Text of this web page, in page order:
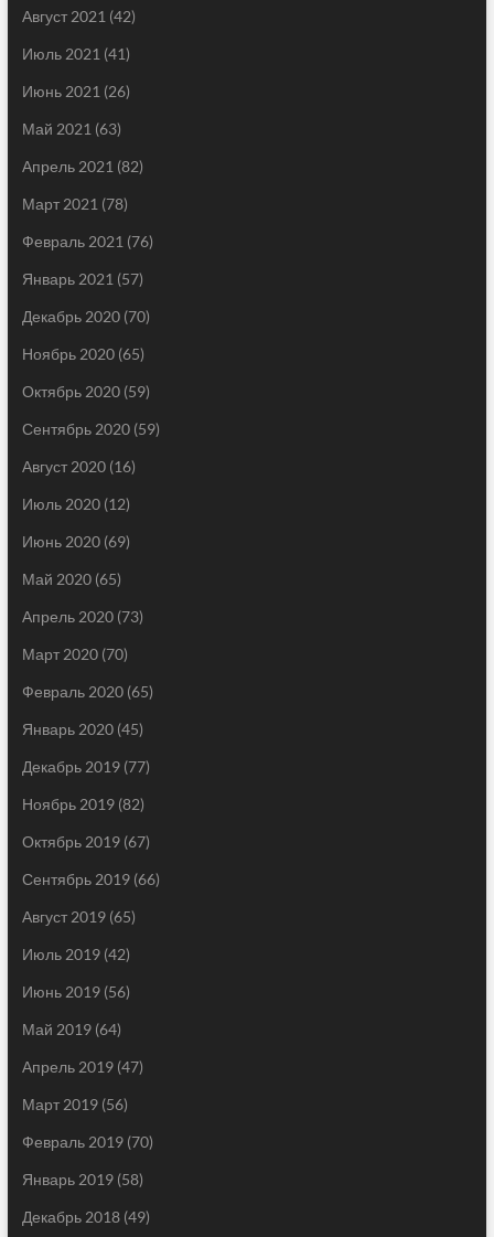
Август 2021 (42)
Июль 2021 (41)
Июнь 2021 (26)
Май 2021 (63)
Апрель 2021 (82)
Март 2021 (78)
Февраль 2021 (76)
Январь 2021 (57)
Декабрь 2020(70)
Ноябрь 2020(65)
Октябрь 2020(59)
Сентябрь 2020(59)
Август 2020(16)
Июль 2020(12)
Июнь 2020(69)
Май 2020(65)
Апрель 2020(73)
Март 2020(70)
Февраль 2020(65)
Январь 2020(45)
Декабрь 2019(77)
Ноябрь 2019(82)
Октябрь 2019(67)
Сентябрь 2019(66)
Август 2019(65)
Июль 2019(42)
Июнь 2019(56)
Май 2019(64)
Апрель 2019(47)
Март 2019(56)
Февраль 2019(70)
Январь 2019(58)
Декабрь 2018(49)